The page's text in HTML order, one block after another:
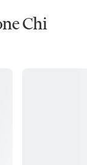
Chi